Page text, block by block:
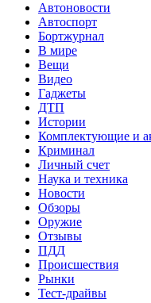
Автоновости
Автоспорт
Бортжурнал
В мире
Вещи
Видео
Гаджеты
ДТП
Истории
Комплектующие и
Криминал
Личный счет
Наука и техника
Новости
Обзоры
Оружие
Отзывы
ПДД
Происшествия
Рынки
Тест-драйвы